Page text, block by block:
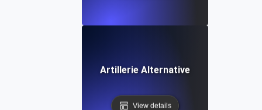
Artillerie Alternative
View details